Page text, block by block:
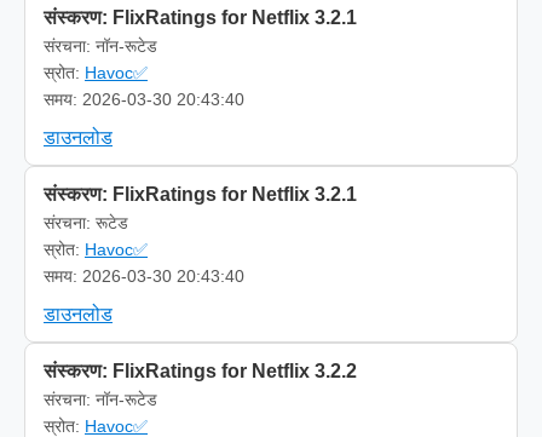
संस्करण: FlixRatings for Netflix 3.2.1
संरचना: नॉन-रूटेड
स्रोत: Havoc✅
समय: 2026-03-30 20:43:40
डाउनलोड
संस्करण: FlixRatings for Netflix 3.2.1
संरचना: रूटेड
स्रोत: Havoc✅
समय: 2026-03-30 20:43:40
डाउनलोड
संस्करण: FlixRatings for Netflix 3.2.2
संरचना: नॉन-रूटेड
स्रोत: Havoc✅